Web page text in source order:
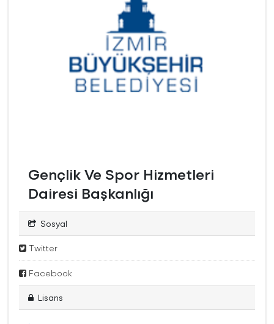
Gençlik Ve Spor Hizmetleri
Dairesi Başkanlığı
Sosyal
Twitter
Facebook
Lisans